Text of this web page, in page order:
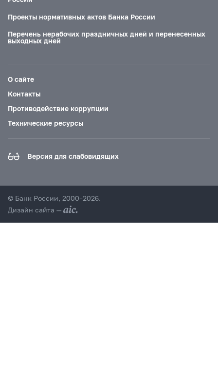
Проекты нормативных актов Банка России
Перечень нерабочих праздничных дней и перенесенных
выходных дней
О сайте
Контакты
Противодействие коррупции
Технические ресурсы
Версия для слабовидящих
© Банк России, 2000–2026.
Дизайн сайта —